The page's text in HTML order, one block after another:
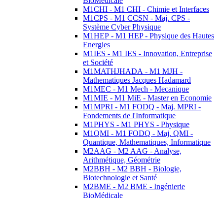
M1CHI - M1 CHI - Chimie et Interfaces
M1CPS - M1 CCSN - Maj. CPS -
Système Cyber Physique
M1HEP - M1 HEP - Physique des Hautes
Energies
M1IES - M1 IES - Innovation, Entreprise
et Société
M1MATHJHADA - M1 MJH -
Mathematiques Jacques Hadamard
M1MEC - M1 Mech - Mecanique
M1MIE - M1 MiE - Master en Economie
M1MPRI - M1 FODQ - Maj. MPRI -
Fondements de l'Informatique
M1PHYS - M1 PHYS - Physique
M1QMI - M1 FODQ - Maj. QMI -
Quantique, Mathematiques, Informatique
M2AAG - M2 AAG - Analyse,
Arithmétique, Géométrie
M2BBH - M2 BBH - Biologie,
Biotechnologie et Santé
M2BME - M2 BME - Ingénierie
BioMédicale